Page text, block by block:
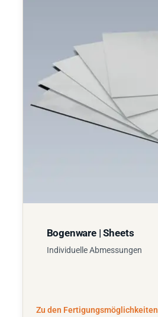
Bogenware | Sheets
Individuelle Abmessungen
Zu den Fertigungsmöglichkeiten